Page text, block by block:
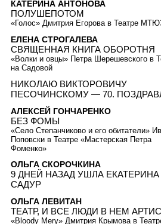
КАТЕРИНА АНТОНОВА
ПОЛУШЕПОТОМ
«Голос» Дмитрия Егорова в Театре
ЕЛЕНА СТРОГАЛЕВА
СВЯЩЕННАЯ КНИГА ОБОРОТНЯ
«Волки и овцы» Петра Шерешевского в
на Садовой
НИКОЛАЮ ВИКТОРОВИЧУ
ПЕСОЧИНСКОМУ — 70.
АЛЕКСЕЙ ГОНЧАРЕНКО
БЕЗ ФОМЫ
«Село Степанчиково и его обитатели»
Поповски в Театре «Мастерская Петра
Фоменко»
ОЛЬГА СКОРОЧКИНА
9 ДНЕЙ НАЗАД УШЛА ЕКАТЕРИНА
САДУР
ОЛЬГА ЛЕВИТАН
ТЕАТР, И ВСЕ ЛЮДИ В НЕМ
«Bloody Mery» Дмитрия Крымова в